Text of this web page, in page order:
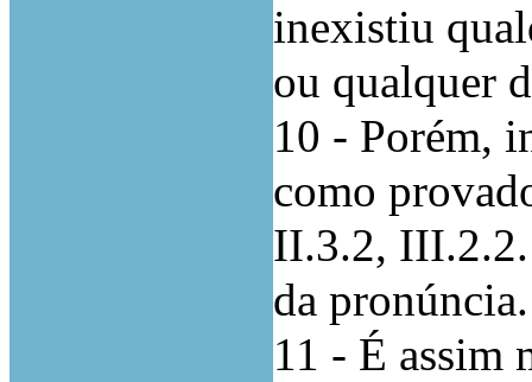
inexistiu
ou qualquer
10 - Porém,
como
II.3.2,
da pronúncia.
11 - É assim